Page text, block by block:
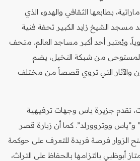
بطابعها الثقافي والهدوء الذي
الشيخ زايد الكبير تحفة فنية
ويُعتبر أحد أكبر مساجد العالم. متحف
المستوحى من شبكة النخيل، يضم
والآثار التي تروي قصصاً من مختلف
تقدم جزيرة ياس وجهات ترفيهية
و”ياس ووتروورلد”. كما أن زيارة قصر
الزوار فرصة فريدة للتعرف على حوكمة
أبوظبي بالتزامها بالحفاظ على التراث،